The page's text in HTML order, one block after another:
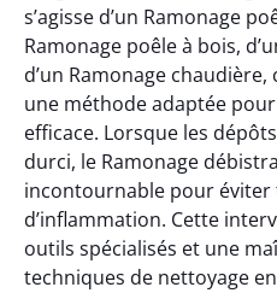
s’agisse d’un Ramonage
Ramonage poêle à bois,
d’un Ramonage
une méthode adaptée
efficace. Lorsque les
durci, le Ramonage
incontournable pour
d’inflammation. Cette
outils spécialisés et une
techniques de nettoyage